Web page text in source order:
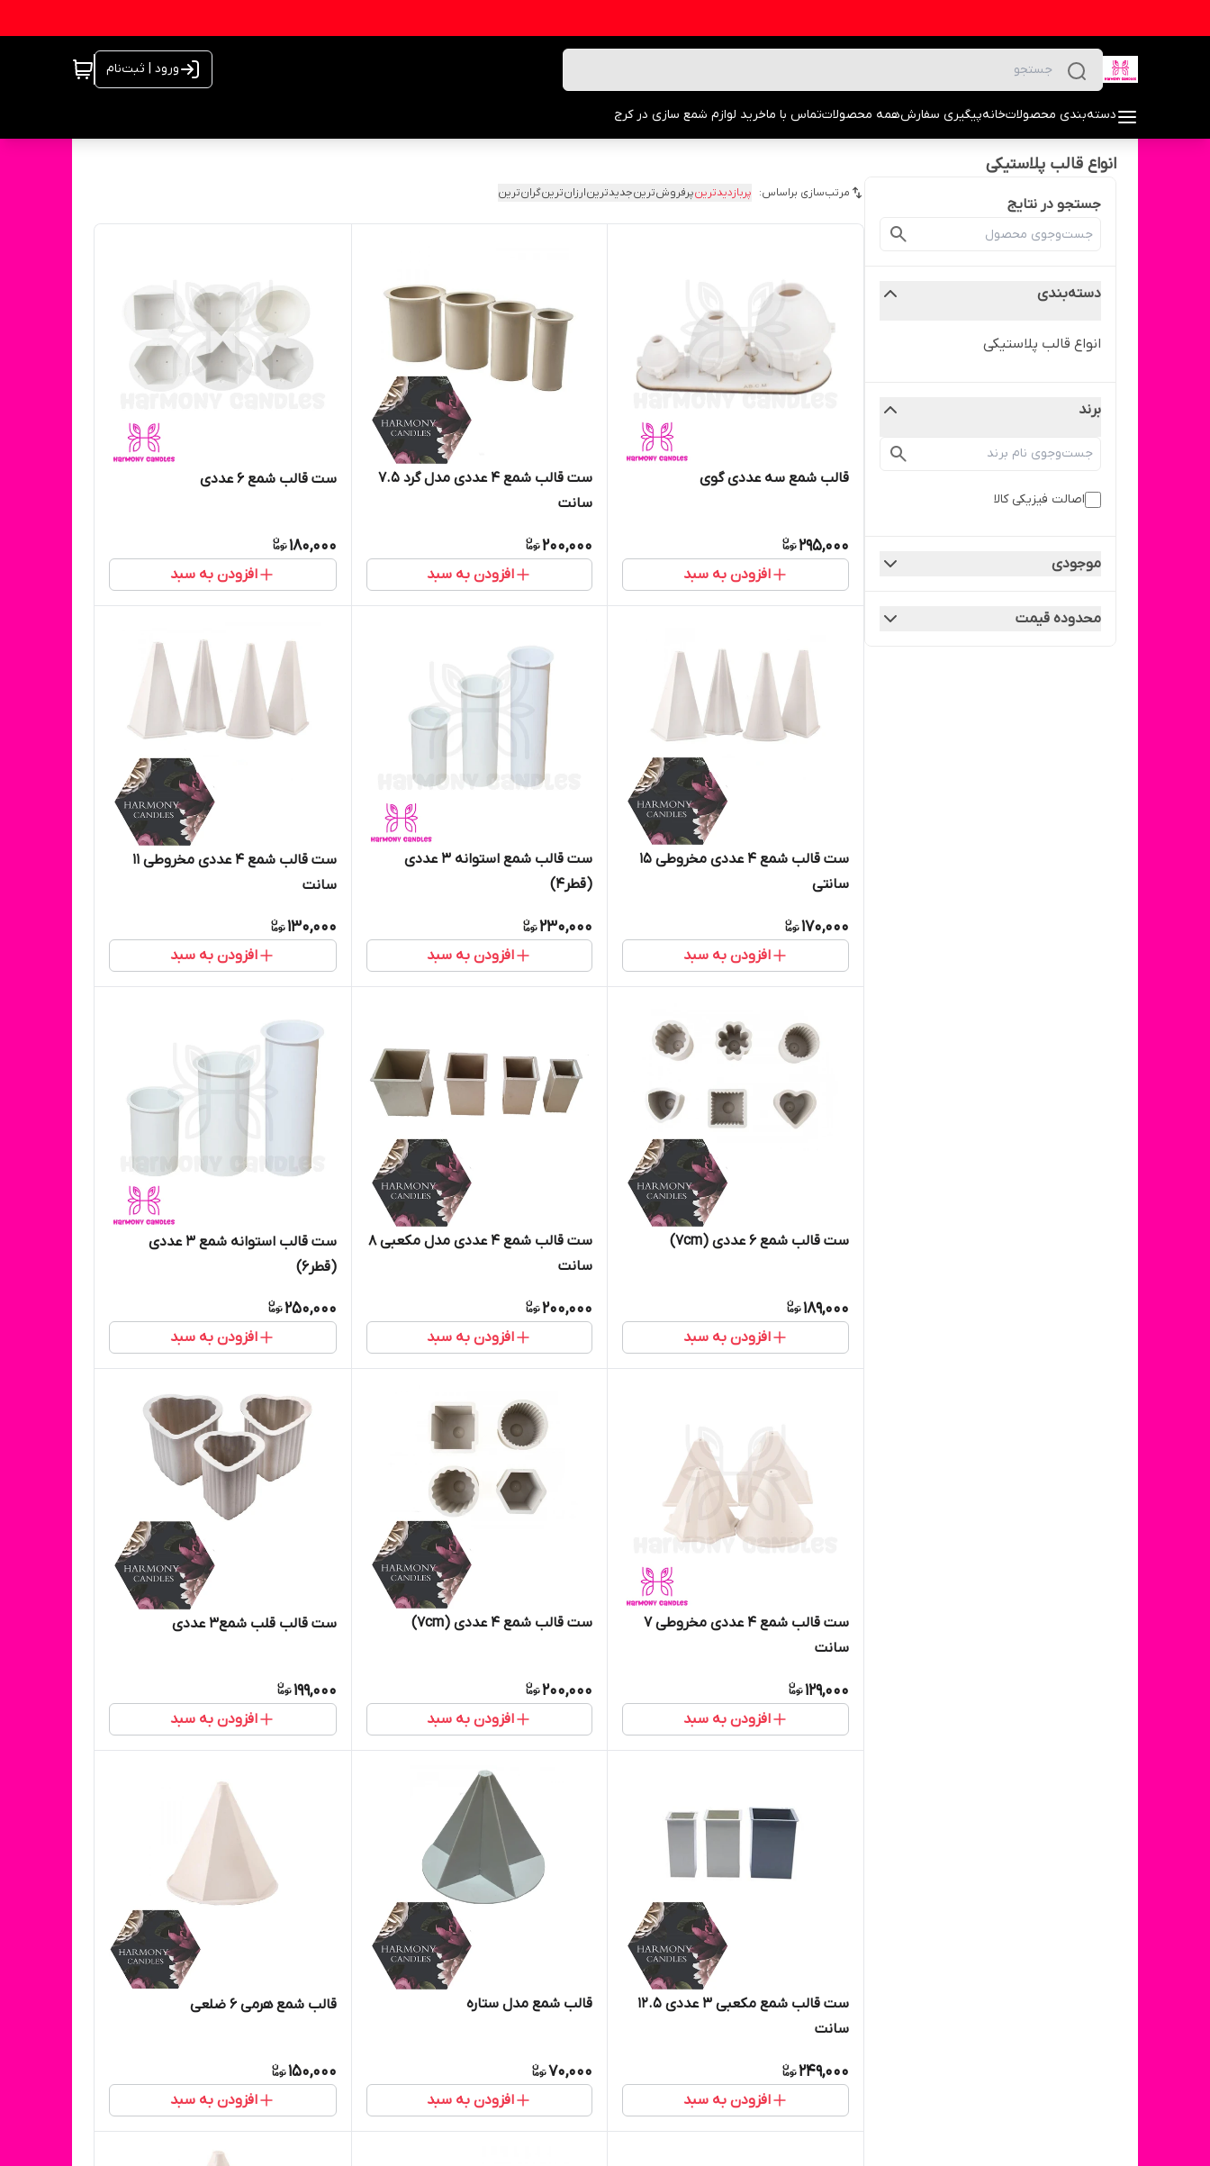
ورود | ثبت‌نام
دسته‌بندی محصولاتخانهپیگیری سفارشهمه محصولاتتماس با ماخرید لوازم شمع سازی در کرج
انواع قالب پلاستیکی
جستجو در نتایج
دسته‌بندی
انواع قالب پلاستیکی
برند
اصالت فیزیکی کالا
موجودی
محدوده قیمت
مرتب‌سازی براساس: پربازدیدترینپرفروش‌ترینجدیدترینارزان‌ترینگران‌ترین
قالب شمع سه عددی گوی
295,000
افزودن به سبد
ست قالب شمع ۴ عددی مدل گرد ۷.۵
سانت
200,000
افزودن به سبد
ست قالب شمع ۶ عددی
180,000
افزودن به سبد
ست قالب شمع ۴ عددی مخروطی ۱۵
سانتی
170,000
افزودن به سبد
ست قالب شمع استوانه ۳ عددی
(قطر۴)
230,000
افزودن به سبد
ست قالب شمع ۴ عددی مخروطی ۱۱
سانت
130,000
افزودن به سبد
ست قالب شمع ۶ عددی (۷cm)
189,000
افزودن به سبد
ست قالب شمع ۴ عددی مدل مکعبی ۸
سانت
200,000
افزودن به سبد
ست قالب استوانه شمع ۳ عددی
(قطر۶)
250,000
افزودن به سبد
ست قالب شمع ۴ عددی مخروطی ۷
سانت
129,000
افزودن به سبد
ست قالب شمع ۴ عددی (۷cm)
200,000
افزودن به سبد
ست قالب قلب شمع۳ عددی
199,000
افزودن به سبد
ست قالب شمع مکعبی ۳ عددی ۱۲.۵
سانت
249,000
افزودن به سبد
قالب شمع مدل ستاره
70,000
افزودن به سبد
قالب شمع هرمی ۶ ضلعی
150,000
افزودن به سبد